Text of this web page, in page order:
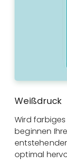
Weißdruck
Wird
beginnen
optimal